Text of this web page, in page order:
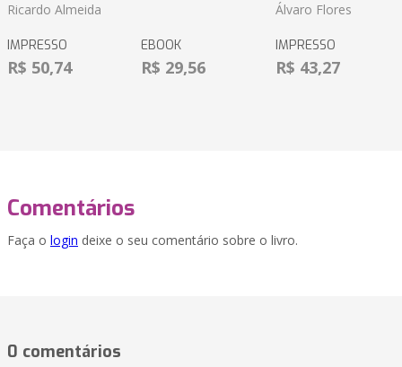
Ricardo Almeida
IMPRESSO
R$ 50,74
EBOOK
R$ 29,56
Álvaro Flores
IMPRESSO
R$ 43,27
Comentários
Faça o login deixe o seu comentário sobre o livro.
0 comentários